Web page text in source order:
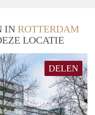
IN ROTTERDAM
LOCATIE
DELEN